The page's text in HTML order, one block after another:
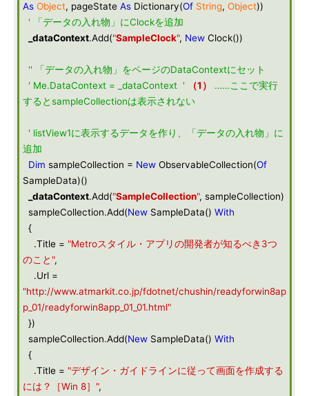
As Object, pageState As Dictionary(Of String, Object))
' 「データの入れ物」にClockを追加
_dataContext.Add("SampleClock", New Clock())
'' 「データの入れ物」をページのDataContextにセット
' Me.DataContext = _dataContext '
（1）
……ここで実行
するとsampleCollectionは表示されない
' listView1に表示するデータを作り、「データの入れ物」に
追加
Dim sampleCollection = New ObservableCollection(Of
SampleData)()
_dataContext.Add("SampleCollection", sampleCollection)
sampleCollection.Add(New SampleData() With
{
.Title = "Metroスタイル・アプリの開発者が知るべき3つ
のこと",
.Url =
"http://www.atmarkit.co.jp/fdotnet/chushin/readyforwin8ap
p_01/readyforwin8app_01_01.html"
})
sampleCollection.Add(New SampleData() With
{
.Title = "デザイン・ガイドラインに従って画面を作成する
には？［Win 8］",